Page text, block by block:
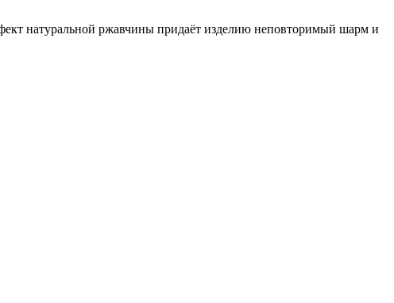
натуральной ржавчины придаёт изделию неповторимый шарм и